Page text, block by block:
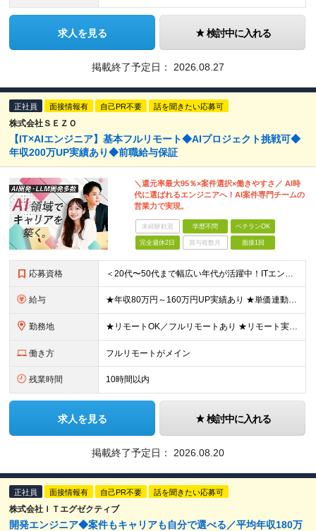
求人を見る 検討中に入れる
掲載終了予定日： 2026.08.27
正社員 面接情報有 自己PR不要 話を聞きたい応募可
株式会社ＳＥＺＯ
【IT×AIエンジニア】基本フルリモート◆AIプロジェクト挑戦可◆
年収200万UP実績あり◆前職給与保証
＼還元率最大95％×案件選択×働きやすさ／ AI時
代に選ばれるエンジニアへ！AI案件専門チームの
営業力で実現。
未経験歓迎 学歴不問 ベテランOK
完全週休2日 賞与複数月 面接1回
応募資格 ＜20代〜50代まで幅広い年代が活躍中！ITエンジニアとしての実務経験が1年以上ある方を募集！＞ ◆何らかの開発経験1年以上をお持ちの方（言語不問） ◆既卒・ブランクもOK ◆学歴不問 ◆転職回数は一
給与 ★年収80万円～160万円UP実績あり ★単価連動型×高還元率で年収UP ▼月給40万円～125万円＋各種手当 ┗想定年収：400万円～1500万円 ※固定残業代（30時間分／7万6000円～）を含
勤務地 ★リモートOK／フルリモートあり ★リモート実施率90%以上 ★一都三県のプロジェクト先 ★転居を伴う転勤なし ＜理想の働き方を実現できます！＞ ・フルリモート ・リモートと出社のハイブリッド ・フ
働き方 フルリモートがメイン
残業時間 10時間以内
求人を見る 検討中に入れる
掲載終了予定日： 2026.08.20
正社員 面接情報有 自己PR不要 話を聞きたい応募可
株式会社ＩＴエグゼクティブ
開発エンジニア◆案件もキャリアも自分で選べる／平均年収180万